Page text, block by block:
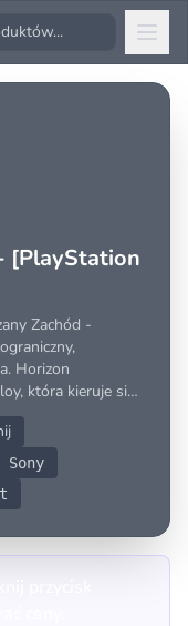
[PlayStation
Zachód -
Horizon
która kieruje się
świat
nowych zagr
Sony